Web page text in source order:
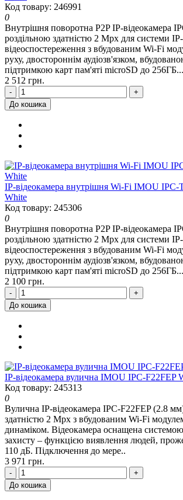
Код товару: 246991
0
Внутрішня поворотна P2P IP-відеокамера
роздільною здатністю 2 Mpx для системи IP-
відеоспостереження з вбудованим Wi-Fi
руху, двостороннім аудіозв'язком,
підтримкою карт пам'яті microSD до 256ГБ...
2 512 грн.
-
+
До кошика
IP-відеокамера внутрішня Wi-Fi IMOU
White
Код товару: 245306
0
Внутрішня поворотна P2P IP-відеокамера
роздільною здатністю 2 Mpx для системи IP-
відеоспостереження з вбудованим Wi-Fi
руху, двостороннім аудіозв'язком,
підтримкою карт пам'яті microSD до 256ГБ...
2 100 грн.
-
+
До кошика
IP-відеокамера вулична IMOU IPC-F22FEP
Код товару: 245313
0
Вулична IP-відеокамера IPC-F22FEP (2.8
здатністю 2 Mpx з вбудованим Wi-Fi
динаміком. Відеокамера оснащена
захисту – функцією виявлення людей,
110 дБ. Підключення до мере..
3 971 грн.
-
+
До кошика